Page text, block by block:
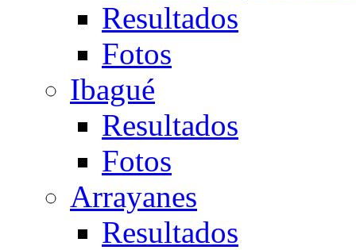
Resultados
Fotos
Ibagué
Resultados
Fotos
Arrayanes
Resultados